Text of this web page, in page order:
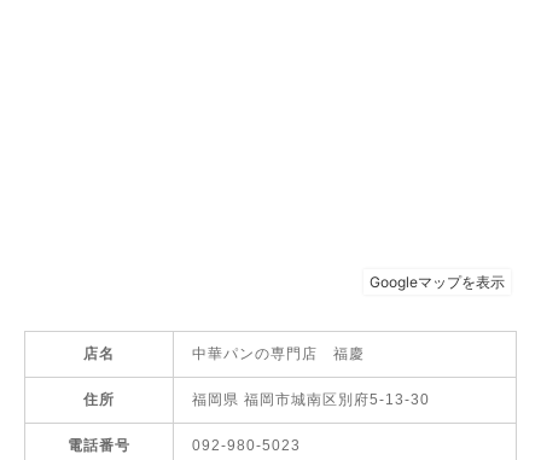
店名 中華パンの専門店 福慶
住所 福岡県 福岡市城南区別府5-13-30
電話番号 092-980-5023